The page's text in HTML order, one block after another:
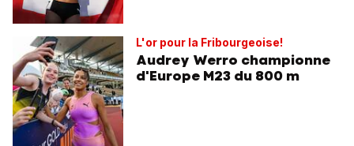
L'or pour la Fribourgeoise!
Audrey Werro championne
d'Europe M23 du 800 m